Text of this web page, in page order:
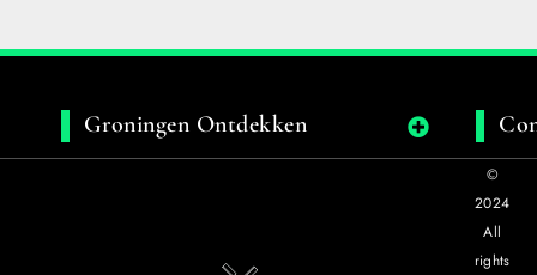
Groningen Ontdekken
©
2024
All
rights